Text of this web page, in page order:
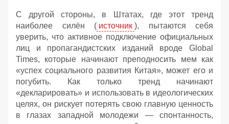
С другой стороны, в Штатах, где этот тренд
наиболее силён ( источник ), пытаются себя
уверить, что активное подключение официальных
лиц и пропагандистских изданий вроде Global
Times, которые начинают преподносить мем как
«успех социального развития Китая», может его и
погубить. Как только тренд начинают
«декларировать» и использовать в идеологических
целях, он рискует потерять свою главную ценность
в глазах западной молодежи — спонтанность,